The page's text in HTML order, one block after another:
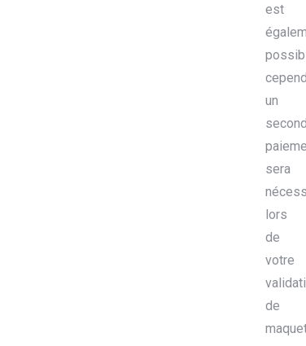
est
un
sera
lors
de
votre
de